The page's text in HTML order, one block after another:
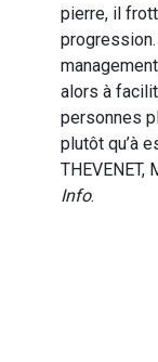
pierre, il
progression.
alors à
personnes
plutôt qu’à
THEVENET,
Info.